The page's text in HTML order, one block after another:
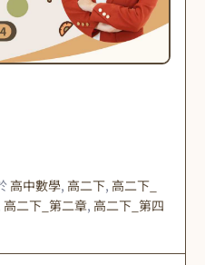
高中數學, 高二下, 高二下_
高二下_第二章, 高二下_第四